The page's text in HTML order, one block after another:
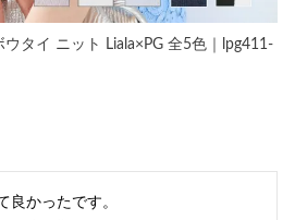
ウタイ ニット Liala×PG 全5色｜lpg411-
良かったです。